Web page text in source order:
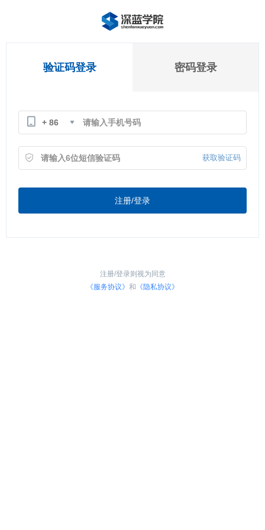
验证码登录 密码登录
+ 86
获取验证码
注册/登录
注册/登录则视为同意
《服务协议》 和 《隐私协议》